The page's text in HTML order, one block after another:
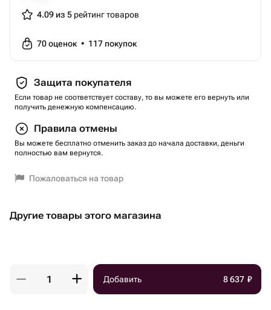
- Занятия проводят мастера спорта, победители и
топоров. Они следят за безопасностью участников.
- Чтобы избежать травм, перед каждой тренировкой
обязательно проводится разминка, включающая
подготовки.
- Помещение соответствует требованиям к залам для
безопасного и комфортного з...
Тип сертификата: подарки-впечатления
Вес: 0.1 кг..
4.09 из 5 рейтинг товаров
70оценок • 117 покупок
Защита покупателя
Если товар не соответствует составу, то вы можете его вернуть или
получить денежную компенсацию.
Правила отмены
Вы можете бесплатно отменить заказ до начала доставки, деньги
полностью вам вернутся.
Пожаловаться на товар
Другие товары этого магазина
Добавить 8 637 ₽